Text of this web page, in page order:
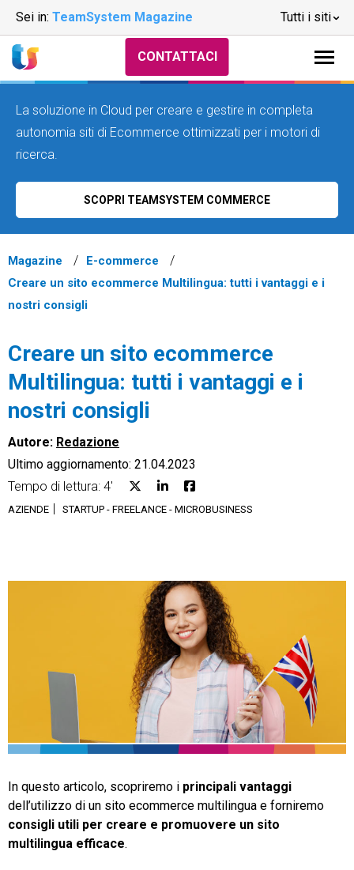
Sei in: TeamSystem Magazine Tutti i siti
Ecommerce
Email Marketing
Financial Solutions
TeamSystem Corporate
TeamSystem Store
CONTATTACI
La soluzione in Cloud per creare e gestire in completa
autonomia siti di Ecommerce ottimizzati per i motori di
ricerca.
SCOPRI TEAMSYSTEM COMMERCE
Magazine
E-commerce
Creare un sito ecommerce Multilingua: tutti i vantaggi e i
nostri consigli
Creare un sito ecommerce
Multilingua: tutti i vantaggi e i
nostri consigli
Autore: Redazione
Ultimo aggiornamento: 21.04.2023
Tempo di lettura: 4'
AZIENDE STARTUP - FREELANCE - MICROBUSINESS
In questo articolo, scopriremo i principali vantaggi
dell’utilizzo di un sito ecommerce multilingua e forniremo
consigli utili per creare e promuovere un sito
multilingua efficace.